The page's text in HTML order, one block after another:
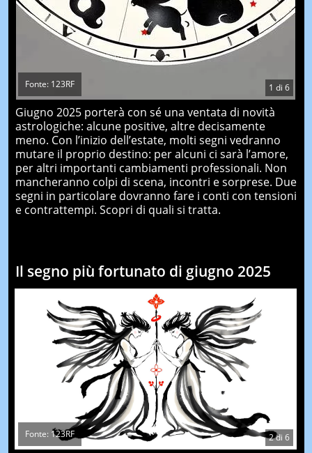
1 di 6
Fonte: 123RF
Giugno 2025 porterà con sé una ventata di novità
astrologiche: alcune positive, altre decisamente
meno. Con l’inizio dell’estate, molti segni vedranno
mutare il proprio destino: per alcuni ci sarà l’amore,
per altri importanti cambiamenti professionali. Non
mancheranno colpi di scena, incontri e sorprese. Due
segni in particolare dovranno fare i conti con tensioni
e contrattempi. Scopri di quali si tratta.
Il segno più fortunato di giugno 2025
2di 6
Fonte: 123RF